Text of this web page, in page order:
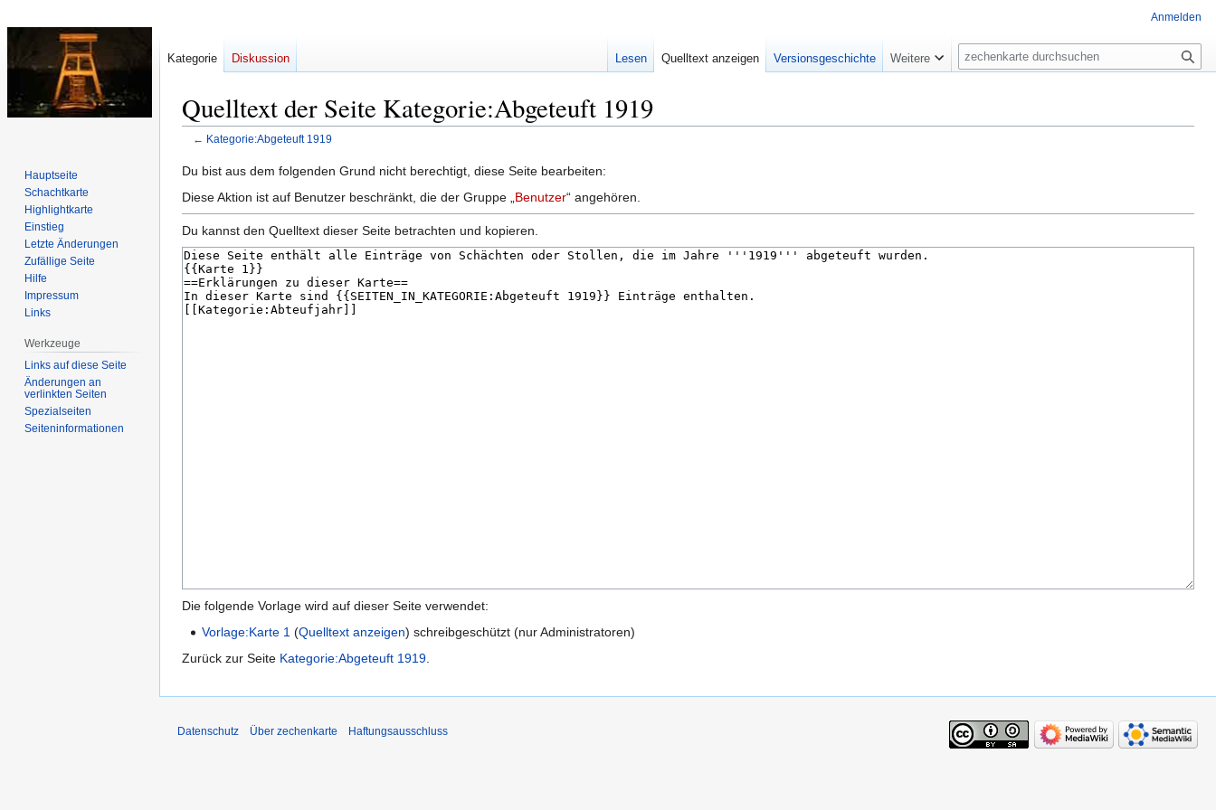
Quelltext der Seite Kategorie:Abgeteuft 1919
← Kategorie:Abgeteuft 1919
Zur
Navigation
Zur
Suche
Du bist aus dem folgenden Grund nicht berechtigt, diese Seite bearbeiten:
Diese Aktion ist auf Benutzer beschränkt, die der Gruppe „ Benutzer“ angehören.
Du kannst den Quelltext dieser Seite betrachten und kopieren.
Die folgende Vorlage wird auf dieser Seite verwendet:
Vorlage:Karte 1 (Quelltext anzeigen) schreibgeschützt (nur Administratoren)
Zurück zur Seite Kategorie:Abgeteuft 1919.
Anmelden
Kategorie Diskussion Lesen Quelltext anzeigen Versionsgeschichte Weitere
Suche
Hauptseite
Schachtkarte
Highlightkarte
Einstieg
Letzte Änderungen
Zufällige Seite
Hilfe
Impressum
Links
Werkzeuge
Links auf diese Seite
Änderungen an
verlinkten Seiten
Spezialseiten
Seiten­­informationen
Datenschutz Über zechenkarte Haftungsausschluss